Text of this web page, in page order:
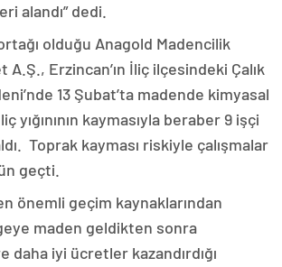
alandı” dedi.
olduğu Anagold Madencilik
A.Ş., Erzincan’ın İliç ilçesindeki Çalık
13 Şubat’ta madende kimyasal
yığınının kaymasıyla beraber 9 işçi
Toprak kayması riskiyle çalışmalar
geçti.
önemli geçim kaynaklarından
maden geldikten sonra
daha iyi ücretler kazandırdığı